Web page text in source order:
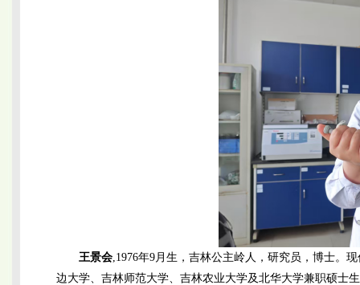
王景会,1976年9月生，吉林公主岭人，研究员，博士。
边大学、吉林师范大学、吉林农业大学及北华大学兼职硕士